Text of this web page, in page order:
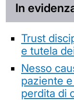
In
Trust
e tutela
Nesso
paziente
perdita di